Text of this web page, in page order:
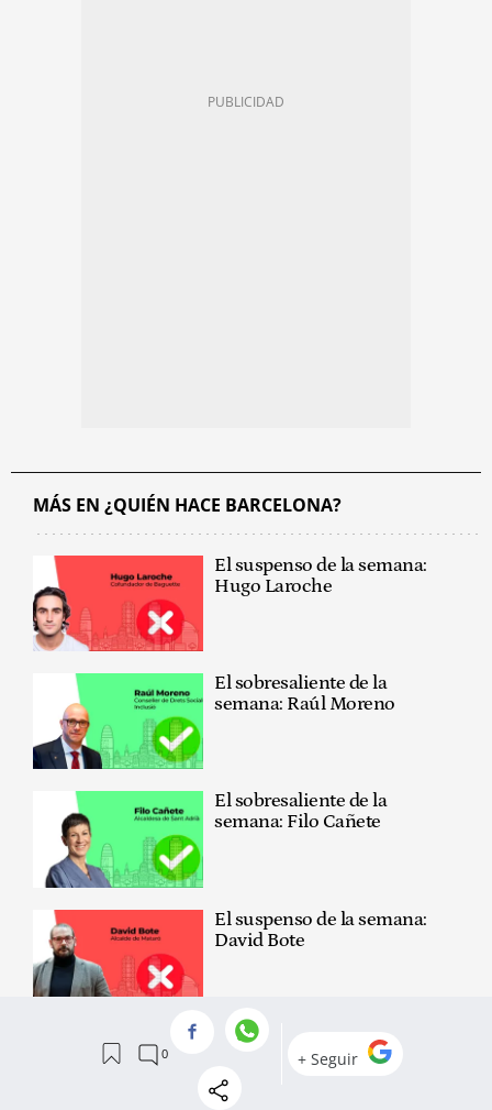
MÁS EN ¿QUIÉN HACE BARCELONA?
El suspenso de la semana:
Hugo Laroche
El sobresaliente de la
semana: Raúl Moreno
El sobresaliente de la
semana: Filo Cañete
El suspenso de la semana:
David Bote